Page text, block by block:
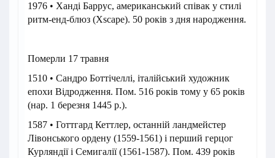
1976 • Ханді Баррус, американський співак у стилі
ритм-енд-блюз (Xscape). 50 років з дня народження.
Померли 17 травня
1510 • Сандро Боттічеллі, італійський художник
епохи Відродження. Пом. 516 років тому у 65 років
(нар. 1 березня 1445 р.).
1587 • Готтгард Кеттлер, останній ландмейстер
Лівонського ордену (1559-1561) і перший герцог
Курляндії і Семигалії (1561-1587). Пом. 439 років